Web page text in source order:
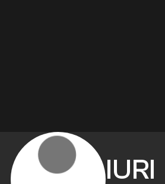
IURI